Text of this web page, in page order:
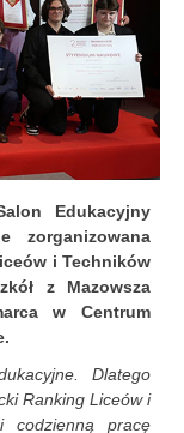
Edukacyjny
zorganizowana
i Techników
z Mazowsza
w Centrum
Dlatego
Ranking Liceów i
codzienną pracę